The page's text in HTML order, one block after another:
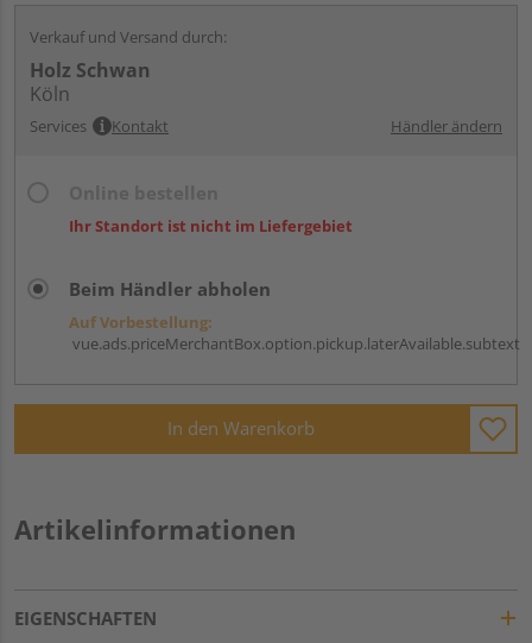
Verkauf und Versand durch:
Holz Schwan
Köln
Services Kontakt Händler ändern
Ihr Standort ist nicht im Liefergebiet
Beim Händler abholen
Auf Vorbestellung:
vue.ads.priceMerchantBox.option.pickup.laterAvailable.subtext
In den Warenkorb
Artikelinformationen
EIGENSCHAFTEN